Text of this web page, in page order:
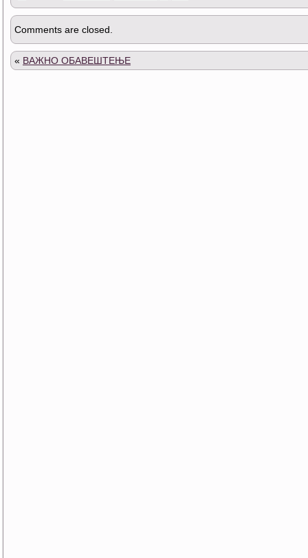
Comments are closed.
« ВАЖНО ОБАВЕШТЕЊЕ